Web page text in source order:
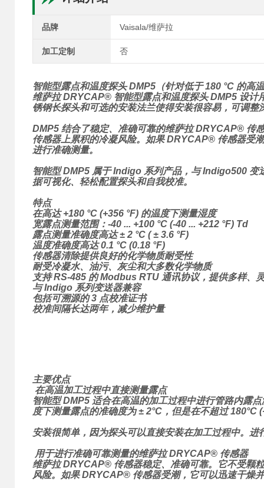
品牌 Vaisala/维萨拉
加工定制 否
智能型露点和温度探头DMP5（针对低于 180 °C 的高
维萨拉 DRYCAP® 智能型露点和温度探头DMP5 设计
锈钢长探头和可选的安装法兰使得安装很容易，可调
DMP5 结合了稳定、准确可靠的维萨拉 DRYCAP® 传
传感器上累积的冷凝风险。如果 DRYCAP® 传感器受
进行准确测量。
智能型 DMP5 属于 Indigo 系列产品，与 Indigo500
据可视化、轻松配置探头和自我校准。
特点
在高达 +180 °C (+356 °F) 的温度下测量湿度
宽露点测量范围：-40 ... +100 °C (-40 ... +212 °F) Td
露点测量准确度高达 ± 2 °C ( ± 3.6 °F)
温度准确度高达 0.1 °C (0.18 °F)
传感器清除提供良好的化学物质耐受性
耐受冷凝水、油污、灰尘和大多数化学物质
支持 RS-485 的 Modbus RTU 通讯协议，提供多样、
与 Indigo 系列变送器兼容
包括可溯源的 3 点校准证书
校准间隔长达两年，减少维护量
主要优点
在高温加工过程中直接测量露点
智能型 DMP5 适合在高温的加工过程中进行管路内露
度下测量露点的准确度为 ± 2°C，但是在不超过 180°C
安装很简单，因为探头可以直接安装在加工过程中。
用于进行准确可靠测量的维萨拉 DRYCAP® 传感器
维萨拉 DRYCAP® 传感器稳定、准确可靠。它不受颗
风险。如果 DRYCAP® 传感器受潮，它可以迅速干燥